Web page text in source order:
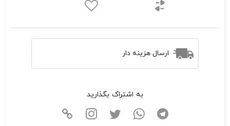
ارسال هزینه دار
به اشتراک بگذارید